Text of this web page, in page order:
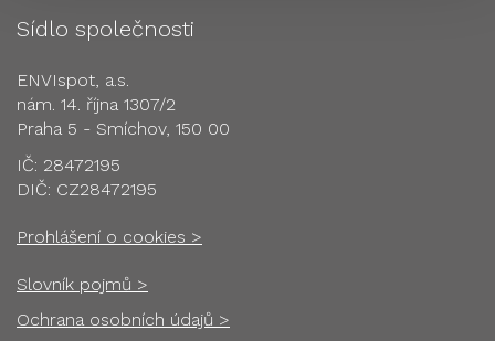
Sídlo společnosti
ENVIspot, a.s.
nám. 14. října 1307/2
Praha 5 - Smíchov, 150 00
IČ: 28472195
DIČ: CZ28472195
Prohlášení o cookies >
Slovník pojmů >
Ochrana osobních údajů >